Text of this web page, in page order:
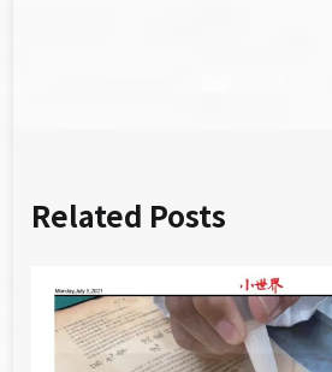
Related Posts